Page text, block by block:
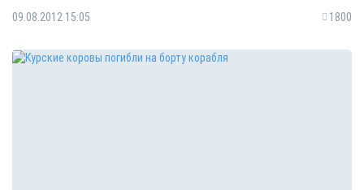
09.08.2012 15:05 1800